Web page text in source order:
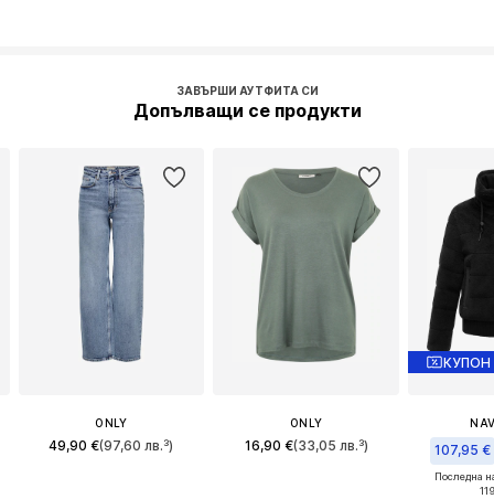
ЗАВЪРШИ АУТФИТА СИ
Допълващи се продукти
ONLY
49,90 €(97,60 лв.³)
ONLY
16,90 €(33,05 лв.³)
КУПОН
107,95 €
Последна